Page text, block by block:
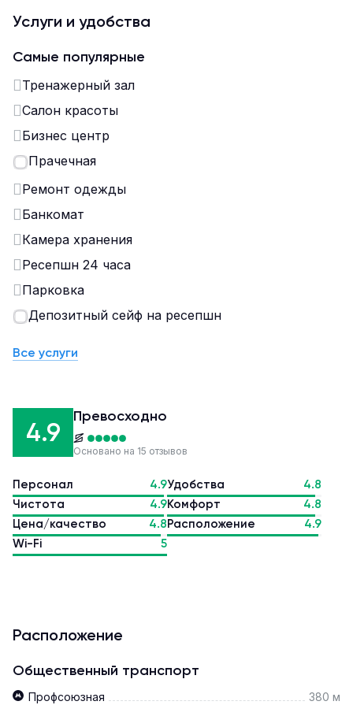
Услуги и удобства
Самые популярные
Тренажерный зал
Салон красоты
Бизнес центр
Прачечная
Ремонт одежды
Банкомат
Камера хранения
Ресепшн 24 часа
Парковка
Депозитный сейф на ресепшн
Все услуги
4.9
Превосходно
Основано на 15 отзывов
Персонал 4.9Удобства
4.8
Чистота
4.9Комфорт
4.8
Цена/качество
4.8Расположение
4.9
Wi-Fi
5
Расположение
Общественный транспорт
Профсоюзная 380 м